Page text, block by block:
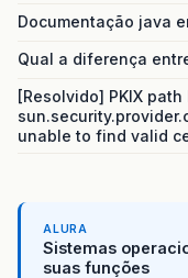
Documentação java
Qual a diferença
[Resolvido] PKIX
unable to find valid
ALURA
Sistemas
suas funções